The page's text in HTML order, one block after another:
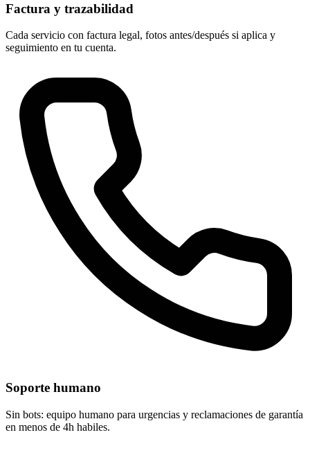
Factura y trazabilidad
Cada servicio con factura legal, fotos antes/después si aplica y
seguimiento en tu cuenta.
Soporte humano
Sin bots: equipo humano para urgencias y reclamaciones de garantía
en menos de 4h habiles.